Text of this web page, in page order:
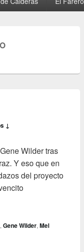
↓
Wilder tras
Y eso que en
del proyecto
en Ferraz
, Gene Wilder, Mel